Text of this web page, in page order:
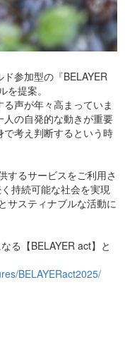
参加型の『BELAYER
提案。
声が年々高まっていま
の自発的な動きが重要
考え判断するという時
するサービスをご利用さ
持続可能な社会を実現
サスティナブルな活動に
る【BELAYER act】と
BELAYERact2025/